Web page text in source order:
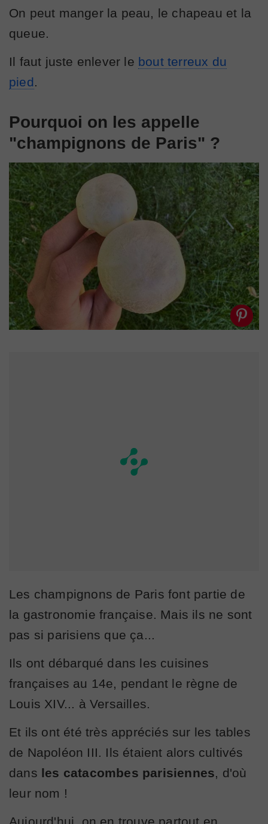
On peut manger la peau, le chapeau et la
queue.
Il faut juste enlever le bout terreux du
pied.
Pourquoi on les appelle
"champignons de Paris" ?
Les champignons de Paris font partie de
la gastronomie française. Mais ils ne sont
pas si parisiens que ça...
Ils ont débarqué dans les cuisines
françaises au 14e, pendant le règne de
Louis XIV... à Versailles.
Et ils ont été très appréciés sur les tables
de Napoléon III. Ils étaient alors cultivés
dans les catacombes parisiennes , d'où
leur nom !
Aujourd'hui, on en trouve partout en